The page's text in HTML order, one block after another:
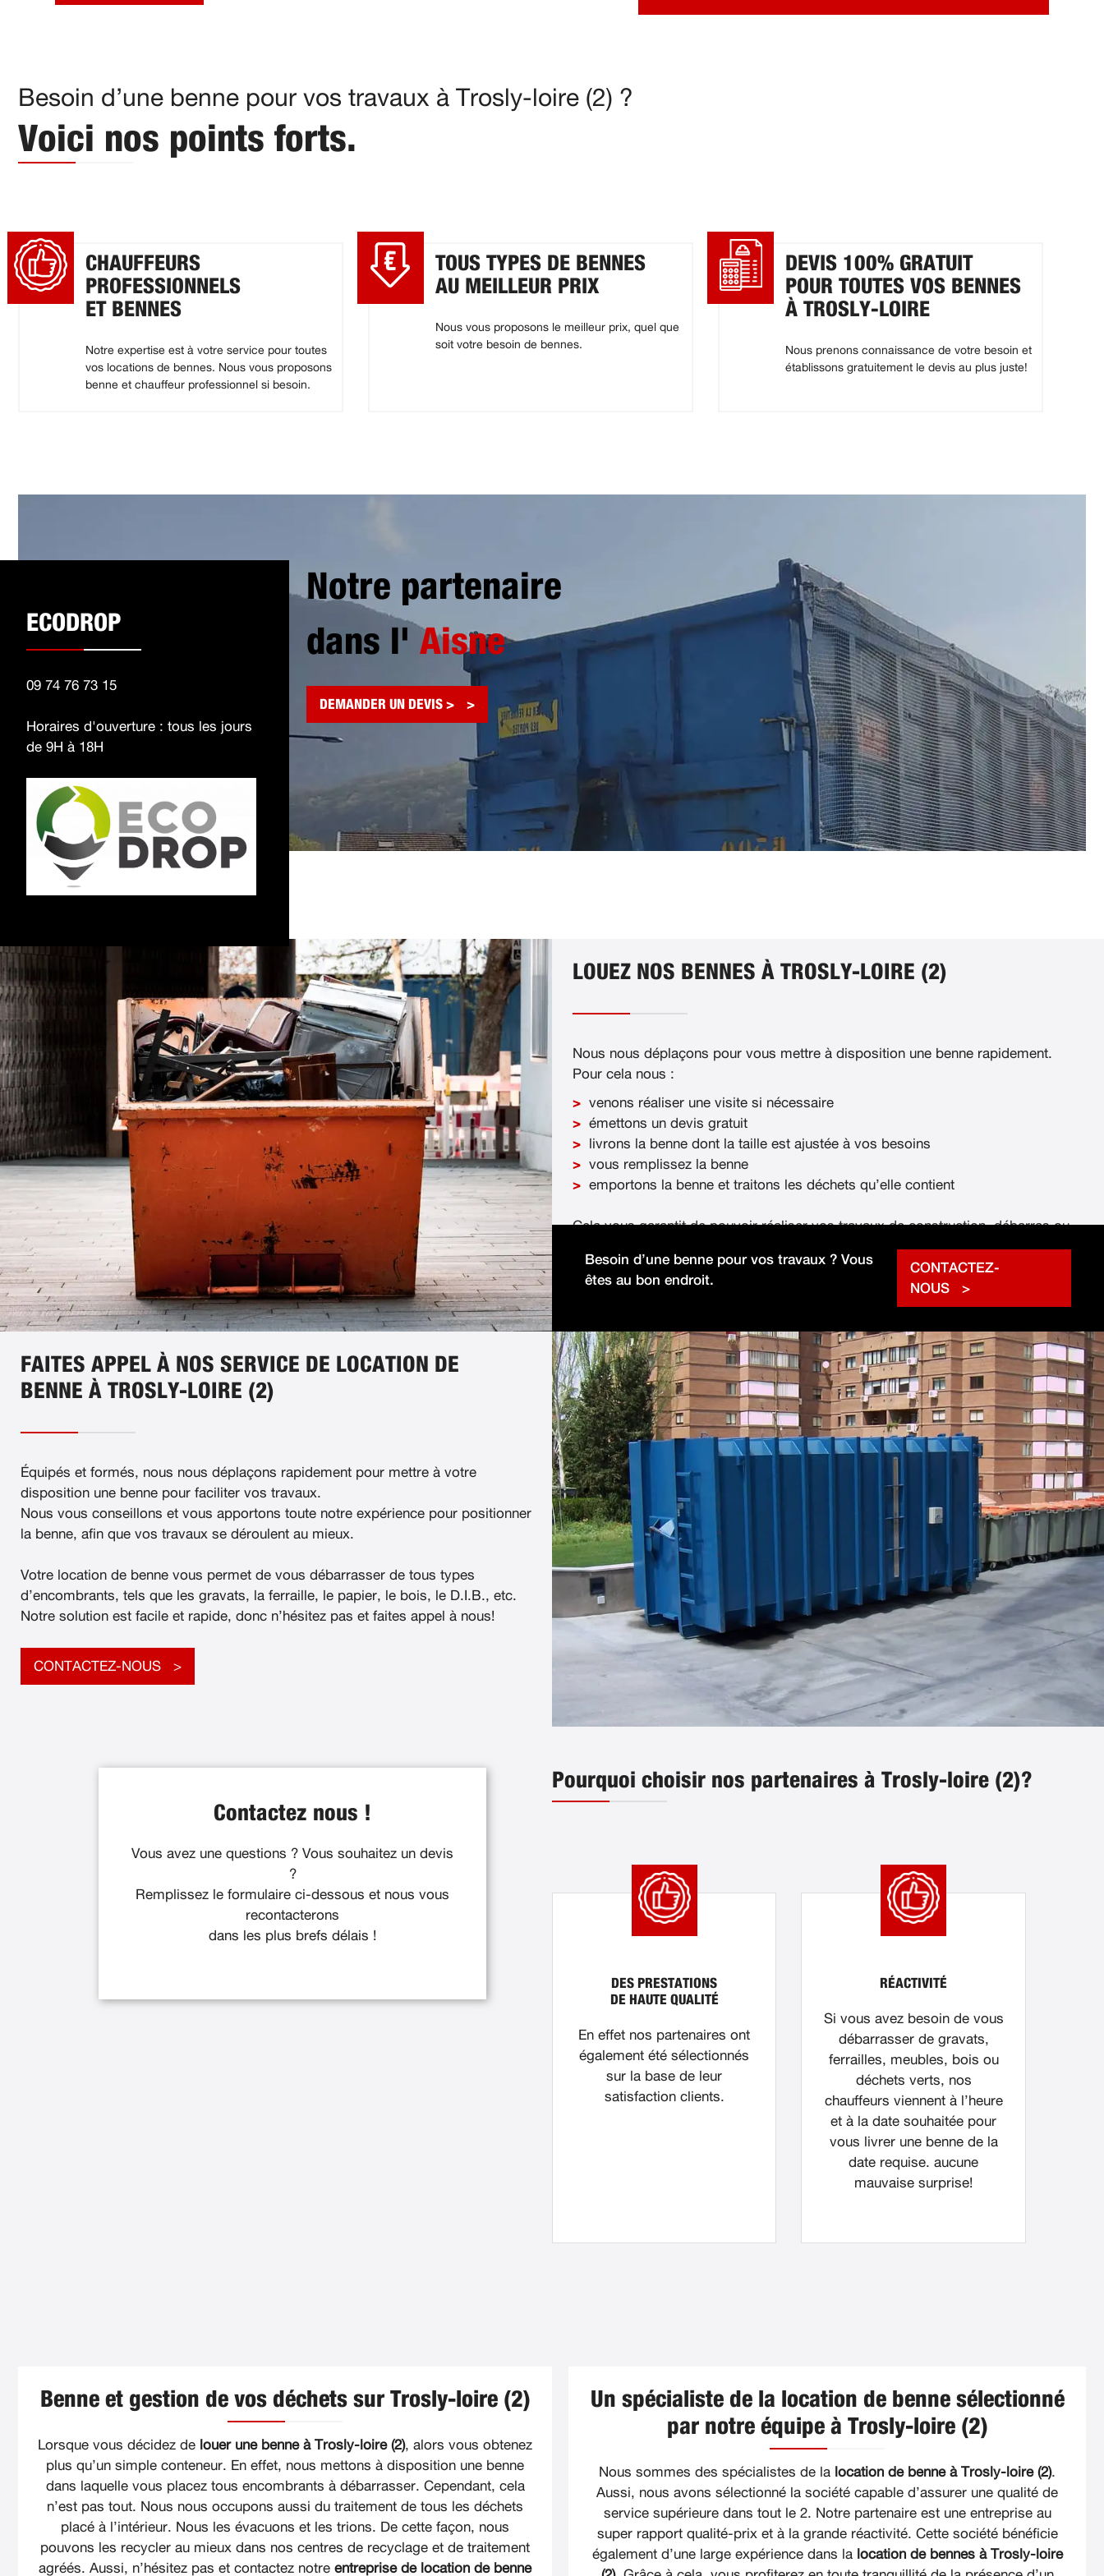
Besoin d’une benne pour vos travaux à Trosly-loire (2) ?
Voici nos points forts.
CHAUFFEURS
PROFESSIONNELS
ET BENNES
Notre expertise est à votre service pour toutes
vos locations de bennes. Nous vous proposons
benne et chauffeur professionnel si besoin.
TOUS TYPES DE BENNES
AU MEILLEUR PRIX
Nous vous proposons le meilleur prix, quel que
soit votre besoin de bennes.
DEVIS 100% GRATUIT
POUR TOUTES VOS BENNES
À TROSLY-LOIRE
Nous prenons connaissance de votre besoin et
établissons gratuitement le devis au plus juste!
ECODROP
09 74 76 73 15
Horaires d'ouverture : tous les jours
de 9H à 18H
Notre partenaire
dans l' Aisne
DEMANDER UN DEVIS >
LOUEZ NOS BENNES À TROSLY-LOIRE (2)
Nous nous déplaçons pour vous mettre à disposition une benne rapidement.
Pour cela nous :
venons réaliser une visite si nécessaire
émettons un devis gratuit
livrons la benne dont la taille est ajustée à vos besoins
vous remplissez la benne
emportons la benne et traitons les déchets qu’elle contient
Cela vous garantit de pouvoir réaliser vos travaux de construction, débarras ou
Besoin d’une benne pour vos travaux ? Vous
êtes au bon endroit.
CONTACTEZ-
NOUS
FAITES APPEL À NOS SERVICE DE LOCATION DE
BENNE À TROSLY-LOIRE (2)
Équipés et formés, nous nous déplaçons rapidement pour mettre à votre
disposition une benne pour faciliter vos travaux.
Nous vous conseillons et vous apportons toute notre expérience pour positionner
la benne, afin que vos travaux se déroulent au mieux.
Votre location de benne vous permet de vous débarrasser de tous types
d’encombrants, tels que les gravats, la ferraille, le papier, le bois, le D.I.B., etc.
Notre solution est facile et rapide, donc n’hésitez pas et faites appel à nous!
CONTACTEZ-NOUS
Contactez nous !
Vous avez une questions ? Vous souhaitez un devis
?
Remplissez le formulaire ci-dessous et nous vous
recontacterons
dans les plus brefs délais !
Pourquoi choisir nos partenaires à Trosly-loire (2)?
DES PRESTATIONS
DE HAUTE QUALITÉ
En effet nos partenaires ont
également été sélectionnés
sur la base de leur
satisfaction clients.
RÉACTIVITÉ
Si vous avez besoin de vous
débarrasser de gravats,
ferrailles, meubles, bois ou
déchets verts, nos
chauffeurs viennent à l’heure
et à la date souhaitée pour
vous livrer une benne de la
date requise. aucune
mauvaise surprise!
Benne et gestion de vos déchets sur Trosly-loire (2)
Lorsque vous décidez de louer une benne à Trosly-loire (2), alors vous obtenez
plus qu’un simple conteneur. En effet, nous mettons à disposition une benne
dans laquelle vous placez tous encombrants à débarrasser. Cependant, cela
n’est pas tout. Nous nous occupons aussi du traitement de tous les déchets
placé à l’intérieur. Nous les évacuons et les trions. De cette façon, nous
pouvons les recycler au mieux dans nos centres de recyclage et de traitement
agréés. Aussi, n’hésitez pas et contactez notre entreprise de location de benne
Un spécialiste de la location de benne sélectionné
par notre équipe à Trosly-loire (2)
Nous sommes des spécialistes de la location de benne à Trosly-loire (2).
Aussi, nous avons sélectionné la société capable d’assurer une qualité de
service supérieure dans tout le 2. Notre partenaire est une entreprise au
super rapport qualité-prix et à la grande réactivité. Cette société bénéficie
également d’une large expérience dans la location de bennes à Trosly-loire